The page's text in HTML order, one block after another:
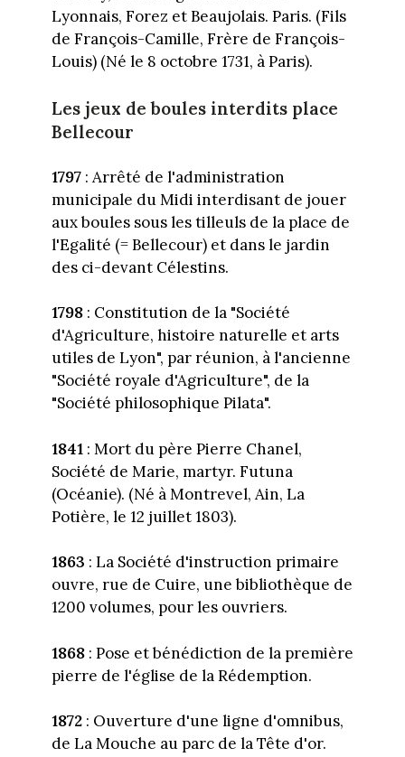
Lyonnais, Forez et Beaujolais. Paris. (Fils
de François-Camille, Frère de François-
Louis) (Né le 8 octobre 1731, à Paris).
Les jeux de boules interdits place
Bellecour
1797: Arrêté de l'administration
municipale du Midi interdisant de jouer
aux boules sous les tilleuls de la place de
l'Egalité (= Bellecour) et dans le jardin
des ci-devant Célestins.
1798: Constitution de la "Société
d'Agriculture, histoire naturelle et arts
utiles de Lyon", par réunion, à l'ancienne
"Société royale d'Agriculture", de la
"Société philosophique Pilata".
1841: Mort du père Pierre Chanel,
Société de Marie, martyr. Futuna
(Océanie). (Né à Montrevel, Ain, La
Potière, le 12 juillet 1803).
1863 : La Société d'instruction primaire
ouvre, rue de Cuire, une bibliothèque de
1200 volumes, pour les ouvriers.
1868: Pose et bénédiction de la première
pierre de l'église de la Rédemption.
1872: Ouverture d'une ligne d'omnibus,
de La Mouche au parc de la Tête d'or.